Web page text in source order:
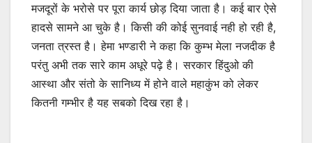
मजदूरों के भरोसे पर पूरा कार्य छोड़ दिया जाता है। कई बार ऐसे
हादसे सामने आ चुके है। किसी की कोई सुनवाई नही हो रही है,
जनता त्रस्त है। हेमा भण्डारी ने कहा कि कुम्भ मेला नजदीक है
परंतु अभी तक सारे काम अधूरे पढ़े है। सरकार हिंदुओ की
आस्था और संतो के सानिध्य में होने वाले महाकुंभ को लेकर
कितनी गम्भीर है यह सबको दिख रहा है।